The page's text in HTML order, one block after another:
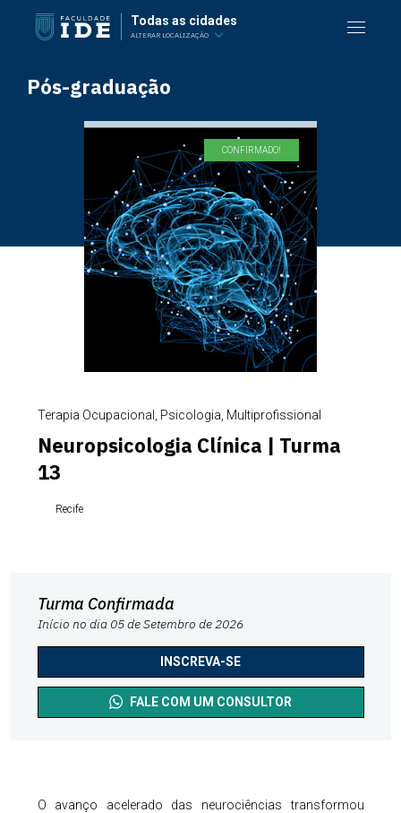
Todas as cidades
ALTERAR LOCALIZAÇÃO
Pós-graduação
CONFIRMADO!
Terapia Ocupacional, Psicologia, Multiprofissional
Neuropsicologia Clínica | Turma
13
Recife
Turma Confirmada
Início no dia 05 de Setembro de 2026
INSCREVA-SE
FALE COM UM CONSULTOR
O avanço acelerado das neurociências transformou